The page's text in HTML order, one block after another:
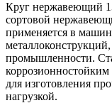
Круг нержавеющий
сортовой
применяется в
промышленности.
для изготовления
нагрузкой.